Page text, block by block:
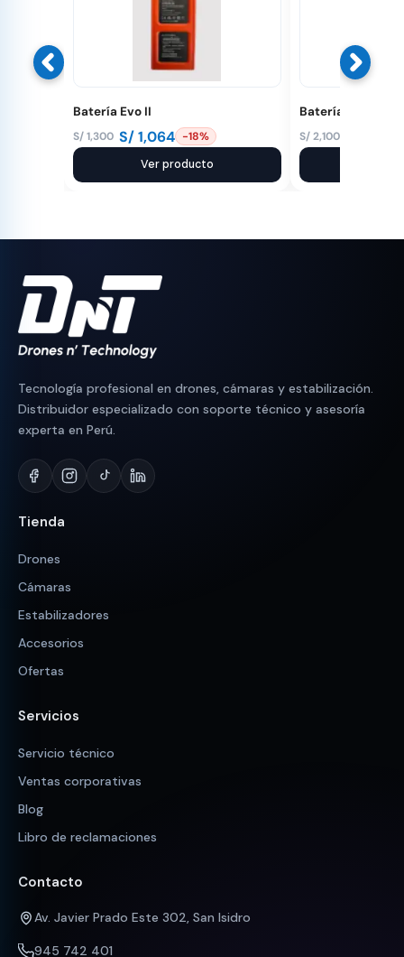
Batería Evo II
S/1,300
El
original
S/1,064
El
actual
-18%
Ver producto
Batería Matrice
S/2,100
El
original
El
actual
Tecnología profesional en drones, cámaras y estabilización.
Distribuidor especializado con soporte técnico y asesoría
experta en Perú.
Tienda
Drones
Cámaras
Estabilizadores
Accesorios
Ofertas
Servicios
Servicio técnico
Ventas corporativas
Blog
Libro de reclamaciones
Contacto
Av. Javier Prado Este 302, San Isidro
945 742 401